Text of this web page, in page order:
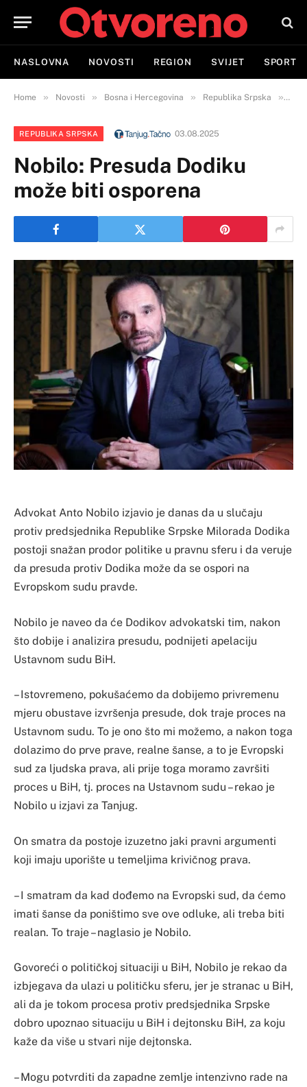
NASLOVNA NOVOSTI REGION SVIJET SPORT
Home » Novosti » Bosna i Hercegovina » Republika Srpska »
REPUBLIKA SRPSKA 03.08.2025
Nobilo: Presuda Dodiku
može biti osporena
Advokat Anto Nobilo izjavio je danas da u slučaju
protiv predsjednika Republike Srpske Milorada Dodika
postoji snažan prodor politike u pravnu sferu i da veruje
da presuda protiv Dodika može da se ospori na
Evropskom sudu pravde.
Nobilo je naveo da će Dodikov advokatski tim, nakon
što dobije i analizira presudu, podnijeti apelaciju
Ustavnom sudu BiH.
– Istovremeno, pokušaćemo da dobijemo privremenu
mjeru obustave izvršenja presude, dok traje proces na
Ustavnom sudu. To je ono što mi možemo, a nakon toga
dolazimo do prve prave, realne šanse, a to je Evropski
sud za ljudska prava, ali prije toga moramo završiti
proces u BiH, tj. proces na Ustavnom sudu – rekao je
Nobilo u izjavi za Tanjug.
On smatra da postoje izuzetno jaki pravni argumenti
koji imaju uporište u temeljima krivičnog prava.
– I smatram da kad dođemo na Evropski sud, da ćemo
imati šanse da poništimo sve ove odluke, ali treba biti
realan. To traje – naglasio je Nobilo.
Govoreći o političkoj situaciji u BiH, Nobilo je rekao da
izbjegava da ulazi u političku sferu, jer je stranac u BiH,
ali da je tokom procesa protiv predsjednika Srpske
dobro upoznao situaciju u BiH i dejtonsku BiH, za koju
kaže da više u stvari nije dejtonska.
– Mogu potvrditi da zapadne zemlje intenzivno rade na